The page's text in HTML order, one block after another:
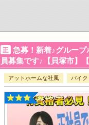
急募！新着♪グルー
員募集です♪【貝塚市】
アットホームな社風 バイ